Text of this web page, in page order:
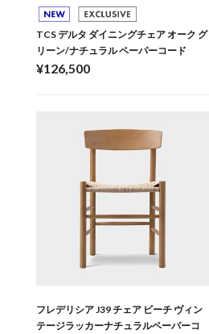
TCS デルタ ダイニングチェア オーク グ
リーン/ナチュラル ペーパーコード
¥126,500
フレデリシア J39 チェア ビーチ ヴィン
テージラッカーナチュラルペーパーコ